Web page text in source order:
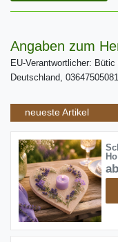
Angaben zum
EU-Verantwortlicher:
Deutschland,
neueste Artikel